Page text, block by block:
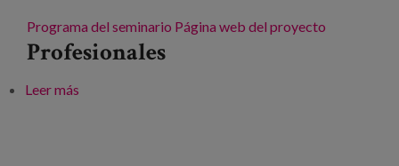
Programa del seminario Página web del proyecto
Profesionales
Leer más